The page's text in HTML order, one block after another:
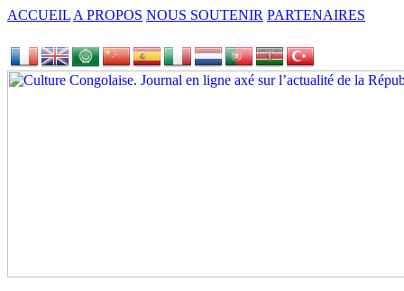
ACCUEIL A PROPOS NOUS SOUTENIR PARTENAIRES